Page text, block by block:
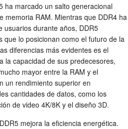
ha marcado un salto generacional
memoria RAM. Mientras que DDR4 ha
usuarios durante años, DDR5
que lo posicionan como el futuro de la
diferencias más evidentes es el
la capacidad de sus predecesores,
mayor entre la RAM y el
un rendimiento superior en
cantidades de datos, como los
de video 4K/8K y el diseño 3D.
mejora la eficiencia energética.